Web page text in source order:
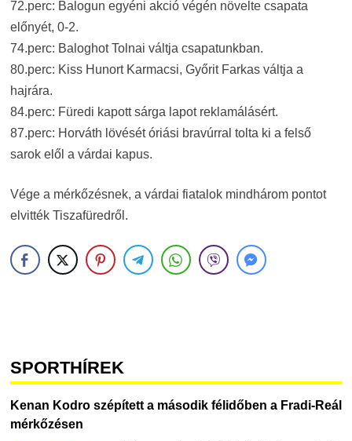
72.perc: Balogun egyéni akció végén növelte csapata
előnyét, 0-2.
74.perc: Baloghot Tolnai váltja csapatunkban.
80.perc: Kiss Hunort Karmacsi, Győrit Farkas váltja a
hajrára.
84.perc: Füredi kapott sárga lapot reklamálásért.
87.perc: Horváth lövését óriási bravúrral tolta ki a felső
sarok elől a várdai kapus.
Vége a mérkőzésnek, a várdai fiatalok mindhárom pontot
elvitték Tiszafüredről.
SPORTHÍREK
Kenan Kodro szépített a második félidőben a Fradi-Reál
mérkőzésen